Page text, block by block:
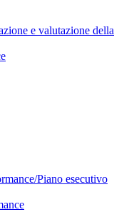
e valutazione della
Piano esecutivo